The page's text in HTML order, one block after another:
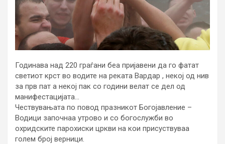
Годинава над 220 граѓани беа пријавени да го фатат
светиот крст во водите на реката Вардар , некој од нив
за прв пат а некој пак со години велат се дел од
манифестацијата…
Чествувањата по повод празникот Богојавление –
Водици започнаа утрово и со богослужби во
охридските парохиски цркви на кои присуствуваа
голем број верници.